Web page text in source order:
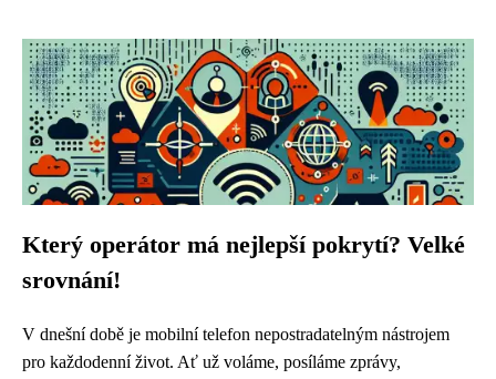
Který operátor má nejlepší pokrytí? Velké
srovnání!
V dnešní době je mobilní telefon nepostradatelným nástrojem
pro každodenní život. Ať už voláme, posíláme zprávy,